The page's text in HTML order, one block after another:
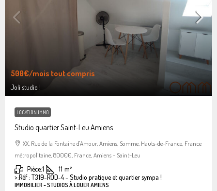
500€/mois tout compris
Joli studio !
LOCATION IMMO
Studio quartier Saint-Leu Amiens
XX, Rue de la Fontaine d'Amour, Amiens, Somme, Hauts-de-France, France
métropolitaine, 80000, France, Amiens - Saint-Leu
Pièce:1 11 m²
>:Réf : T319-ROD-4 - Studio pratique et quartier sympa !
IMMOBILIER - STUDIOS À LOUER AMIENS